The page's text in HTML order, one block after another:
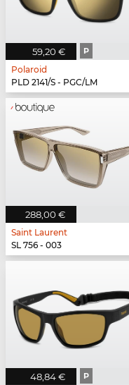
59,20 € P
Polaroid
PLD 2141/S - PGC/LM
288,00 €
Saint Laurent
SL 756 - 003
48,84 € P